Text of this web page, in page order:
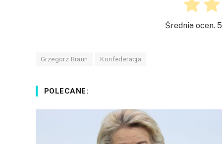
Średnia ocen. 5
Grzegorz Braun Konfederacja
POLECANE: